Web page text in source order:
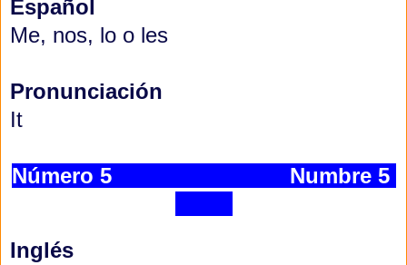
Español
Me, nos, lo o les
Pronunciación
It
Número 5 Numbre 5
Inglés